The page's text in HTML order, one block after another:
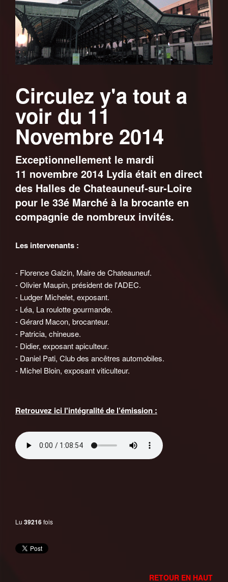
Circulez y'a tout a
voir du 11
Novembre 2014
Exceptionnellement le mardi
11 novembre 2014 Lydia était en direct
des Halles de Chateauneuf-sur-Loire
pour le 33é Marché à la brocante en
compagnie de nombreux invités.
Les intervenants :
- Florence Galzin, Maire de Chateauneuf.
- Olivier Maupin, président de l'ADEC.
- Ludger Michelet, exposant.
- Léa, La roulotte gourmande.
- Gérard Macon, brocanteur.
- Patricia, chineuse.
- Didier, exposant apiculteur.
- Daniel Pati, Club des ancêtres automobiles.
- Michel Bloin, exposant viticulteur.
Retrouvez ici l'intégralité de l’émission :
Lu 39216fois
RETOUR EN HAUT